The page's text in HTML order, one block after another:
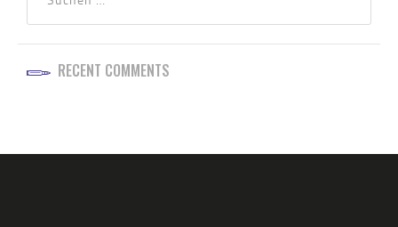
RECENT COMMENTS